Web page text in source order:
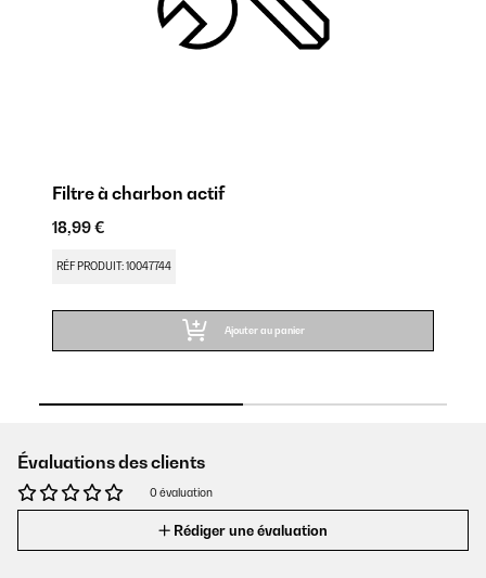
Filtre à charbon actif
18,99 €
RÉF PRODUIT: 10047744
Ajouter au panier
Évaluations des clients
0 évaluation
Rédiger une évaluation